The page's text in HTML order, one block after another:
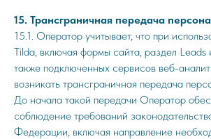
15. Трансграничная передача
15.1. Оператор учитывает, что при
Tilda, включая формы сайта, раздел Leads
также подключенных сервисов веб-
возникать трансграничная передача
До начала такой передачи Оператор
соблюдение требований
Федерации, включая направление